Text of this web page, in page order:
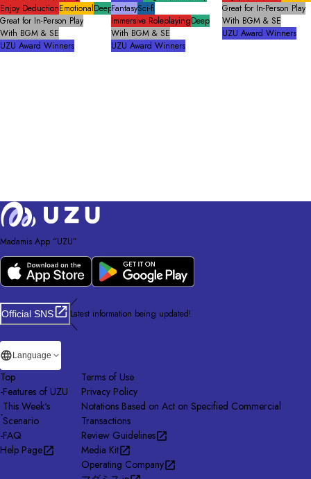
Enjoy DeductionEmotionalDeep
Great for In-Person Play
With BGM & SE
UZU Award Winners
FantasySci-fi
Immersive RoleplayingDeep
With BGM & SE
UZU Award Winners
Great for In-Person Play
With BGM & SE
UZU Award Winners
Madamis App “UZU”
Official SNS
／
Latest information being updated!
＼
Language
Top
-Features of UZU
-
This Week's
Scenario
-FAQ
Help Page
Terms of Use
Privacy Policy
Notations Based on Act on Specified Commercial
Transactions
Review Guidelines
Media Kit
Operating Company